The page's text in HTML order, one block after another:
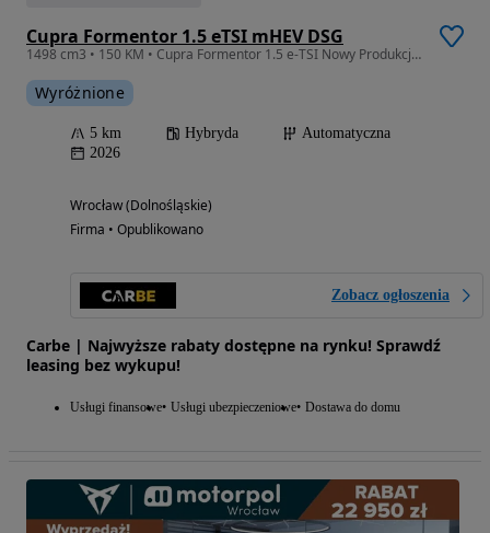
Cupra Formentor 1.5 eTSI mHEV DSG
1498 cm3 • 150 KM • Cupra Formentor 1.5 e-TSI Nowy Produkcja Leasing
Wyróżnione
5 km Hybryda
Automatyczna
2026
Wrocław (Dolnośląskie)
Firma • Opublikowano
Zobacz ogłoszenia
Carbe | Najwyższe rabaty dostępne na rynku! Sprawdź
leasing bez wykupu!
Usługi finansowe Usługi ubezpieczeniowe Dostawa do domu